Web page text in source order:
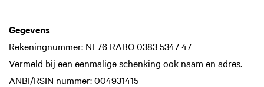
Gegevens
Rekeningnummer: NL76 RABO 0383 5347 47
Vermeld bij een eenmalige schenking ook naam en adres.
ANBI/RSIN nummer: 004931415